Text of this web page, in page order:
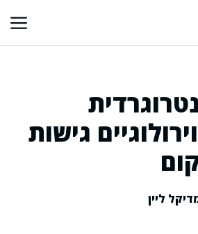
גישות
ליין